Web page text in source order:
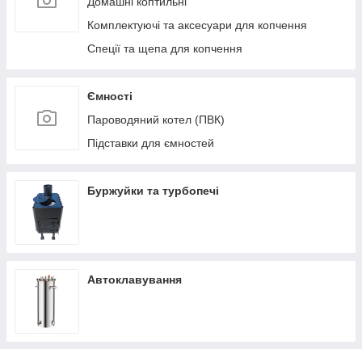
Комплектуючі та аксесуари для копчення
Спеції та щепа для копчення
Ємності
Пароводяний котел (ПВК)
Підставки для ємностей
Буржуйки та турбопечі
Автоклавування